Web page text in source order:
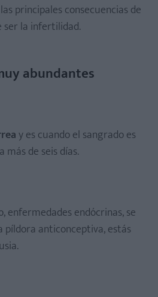
principales consecuencias de
la infertilidad.
abundantes
y es cuando el sangrado es
más de seis días.
enfermedades endócrinas, se
anticonceptiva, estás